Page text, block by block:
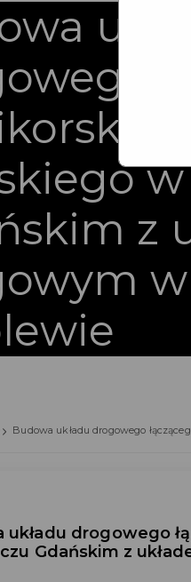
z
w
Budowa układu drogowego
układu drogowego
Gdańskim z